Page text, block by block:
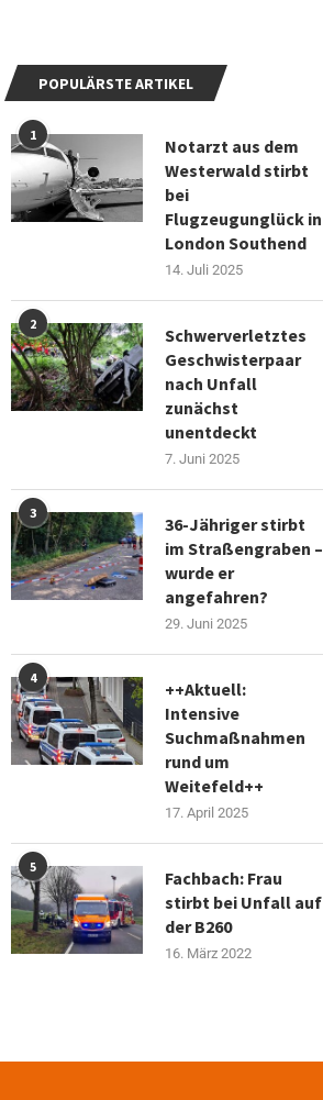
POPULÄRSTE ARTIKEL
1
Notarzt aus dem
Westerwald stirbt
bei
Flugzeugunglück in
London Southend
14. Juli 2025
2
Schwerverletztes
Geschwisterpaar
nach Unfall
zunächst
unentdeckt
7. Juni 2025
3
36-Jähriger stirbt
im Straßengraben –
wurde er
angefahren?
29. Juni 2025
4
++Aktuell:
Intensive
Suchmaßnahmen
rund um
Weitefeld++
17. April 2025
5
Fachbach: Frau
stirbt bei Unfall auf
der B260
16. März 2022